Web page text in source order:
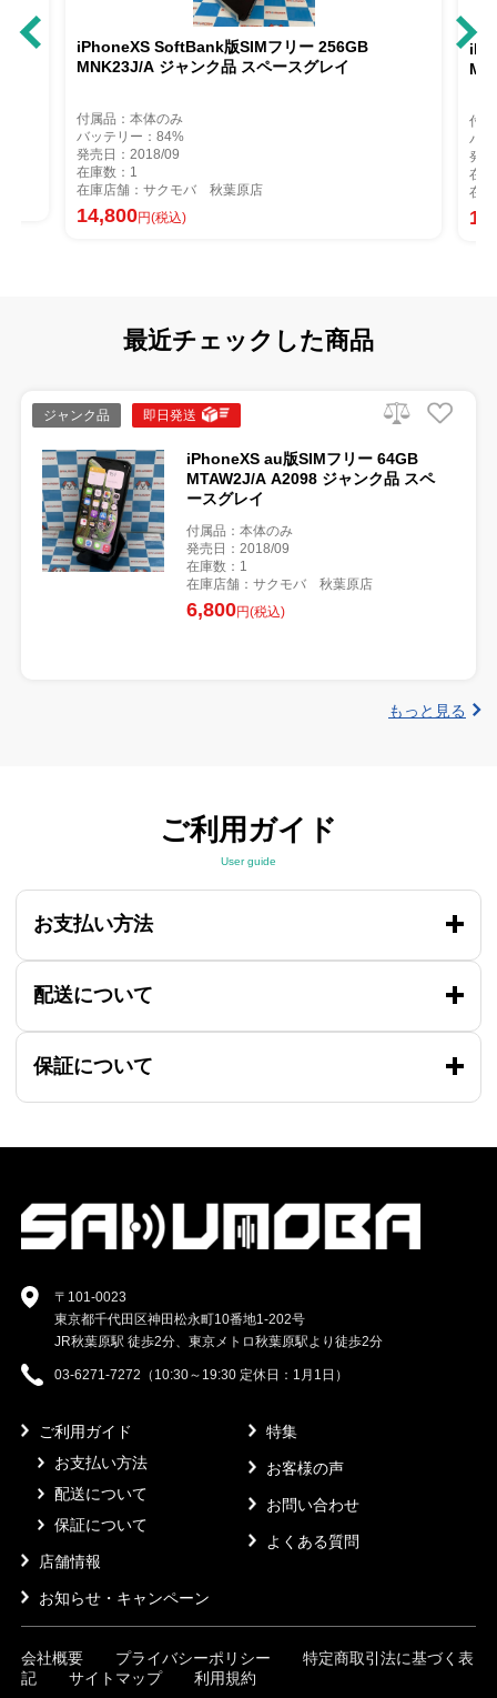
iPhoneXS SoftBank版SIMフリー 256GB
MNK23J/A ジャンク品 スペースグレイ
付属品：本体のみ
バッテリー：84%
発売日：2018/09
在庫数：1
在庫店舗：サクモバ 秋葉原店
14,800円(税込)
付
バ
発
在
在
最近チェックした商品
ジャンク品 即日発送
iPhoneXS au版SIMフリー 64GB
MTAW2J/A A2098 ジャンク品 スペ
ースグレイ
付属品：本体のみ
発売日：2018/09
在庫数：1
在庫店舗：サクモバ 秋葉原店
6,800円(税込)
もっと見る
ご利用ガイド
User guide
お支払い方法
配送について
保証について
〒101-0023
東京都千代田区神田松永町10番地1-202号
JR秋葉原駅 徒歩2分、東京メトロ秋葉原駅より徒歩2分
03-6271-7272（10:30～19:30 定休日：1月1日）
ご利用ガイド
お支払い方法
配送について
保証について
店舗情報
お知らせ・キャンペーン
特集
お客様の声
お問い合わせ
よくある質問
会社概要 プライバシーポリシー
特定商取引法に基づく表
記
サイトマップ 利用規約